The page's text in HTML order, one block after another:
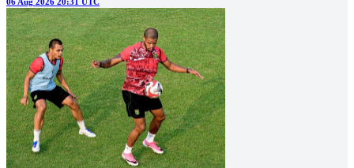
06 Aug 2026 20:31 UTC